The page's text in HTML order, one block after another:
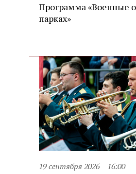
Программа «Военные
парках»
19 сентября 2026 16:00